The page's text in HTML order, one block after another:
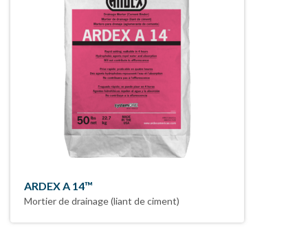
ARDEX A 14™
Mortier de drainage (liant de ciment)